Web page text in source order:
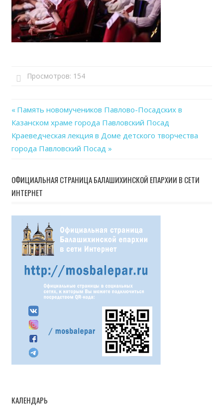
Просмотров: 154
Навигация
по
Previous
Post:
Память новомучеников Павлово-Посадских в
Казанском храме города Павловский Посад
Next
Post:
Краеведческая лекция в Доме детского творчества
города Павловский Посад
ОФИЦИАЛЬНАЯ СТРАНИЦА БАЛАШИХИНСКОЙ ЕПАРХИИ В СЕТИ
ИНТЕРНЕТ
КАЛЕНДАРЬ